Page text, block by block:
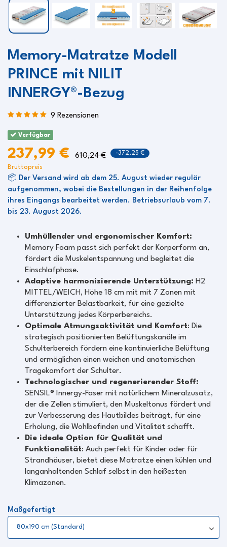
Memory-Matratze Modell
PRINCE mit NILIT
INNERGY®-Bezug
9 Rezensionen
Verfügbar
237,99 € 610,24 € -372,25 €
Bruttopreis
📦 Der Versand wird ab dem 25. August wieder regulär
aufgenommen, wobei die Bestellungen in der Reihenfolge
ihres Eingangs bearbeitet werden. Betriebsurlaub vom 7.
bis 23. August 2026.
Umhüllender und ergonomischer Komfort:
Memory Foam passt sich perfekt der Körperform an,
fördert die Muskelentspannung und begleitet die
Einschlafphase.
Adaptive harmonisierende Unterstützung: H2
MITTEL/WEICH, Höhe 18 cm mit mit 7 Zonen mit
differenzierter Belastbarkeit, für eine gezielte
Unterstützung jedes Körperbereichs.
Optimale Atmungsaktivität und Komfort: Die
strategisch positionierten Belüftungskanäle im
Schulterbereich fördern eine kontinuierliche Belüftung
und ermöglichen einen weichen und anatomischen
Tragekomfort der Schulter.
Technologischer und regenerierender Stoff:
SENSIL® Innergy-Faser mit natürlichem Mineralzusatz,
der die Zellen stimuliert, den Muskeltonus fördert und
zur Verbesserung des Hautbildes beiträgt, für eine
Erholung, die Wohlbefinden und Vitalität schafft.
Die ideale Option für Qualität und
Funktionalität: Auch perfekt für Kinder oder für
Strandhäuser, bietet diese Matratze einen kühlen und
langanhaltenden Schlaf selbst in den heißesten
Klimazonen.
Maßgefertigt